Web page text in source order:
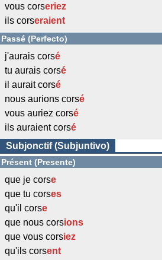
vous corseriez
ils corseraient
Passé (Perfecto)
j'aurais corsé
tu aurais corsé
il aurait corsé
nous aurions corsé
vous auriez corsé
ils auraient corsé
Subjonctif (Subjuntivo)
Présent (Presente)
que je corse
que tu corses
qu'il corse
que nous corsions
que vous corsiez
qu'ils corsent